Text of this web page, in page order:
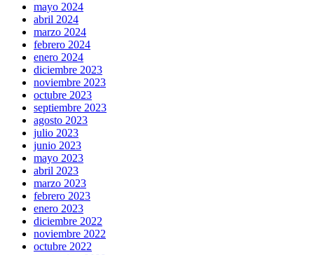
mayo 2024
abril 2024
marzo 2024
febrero 2024
enero 2024
diciembre 2023
noviembre 2023
octubre 2023
septiembre 2023
agosto 2023
julio 2023
junio 2023
mayo 2023
abril 2023
marzo 2023
febrero 2023
enero 2023
diciembre 2022
noviembre 2022
octubre 2022